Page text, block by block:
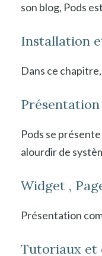
son blog, Pods est
Installation
Dans ce
Présentation
Pods se
alourdir de
Widget ,
Présentation
Tutoriaux et